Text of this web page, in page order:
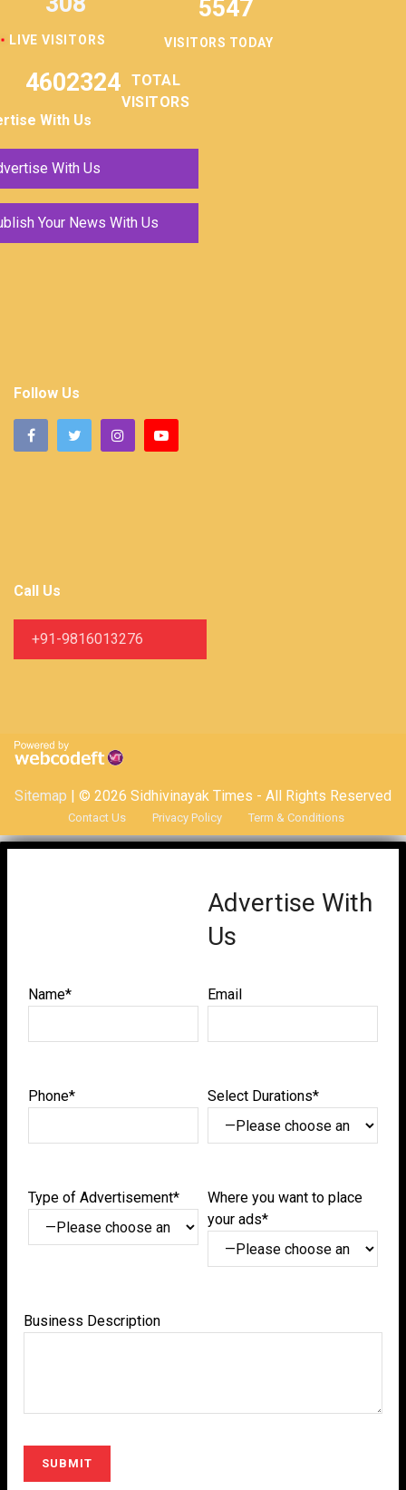
LIVE VISITORS
5547
VISITORS TODAY
4602324
TOTAL
VISITORS
With Us
With Us
Your News With Us
Follow Us
Call Us
+91-9816013276
Sitemap | © 2026 Sidhivinayak Times - All Rights Reserved
Contact Us Privacy Policy Term & Conditions
Advertise With
Us
Name* Email
Phone* Select Durations*
Type of Advertisement*
Where you want to place
your ads*
Business Description